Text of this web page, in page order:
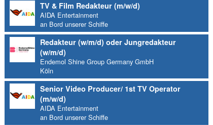
TV & Film Redakteur (m/w/d)
AIDA Entertainment
an Bord unserer Schiffe
Redakteur (w/m/d) oder Jungredakteur
(w/m/d)
Endemol Shine Group Germany GmbH
Köln
Senior Video Producer/ 1st TV Operator
(m/w/d)
AIDA Entertainment
an Bord unserer Schiffe